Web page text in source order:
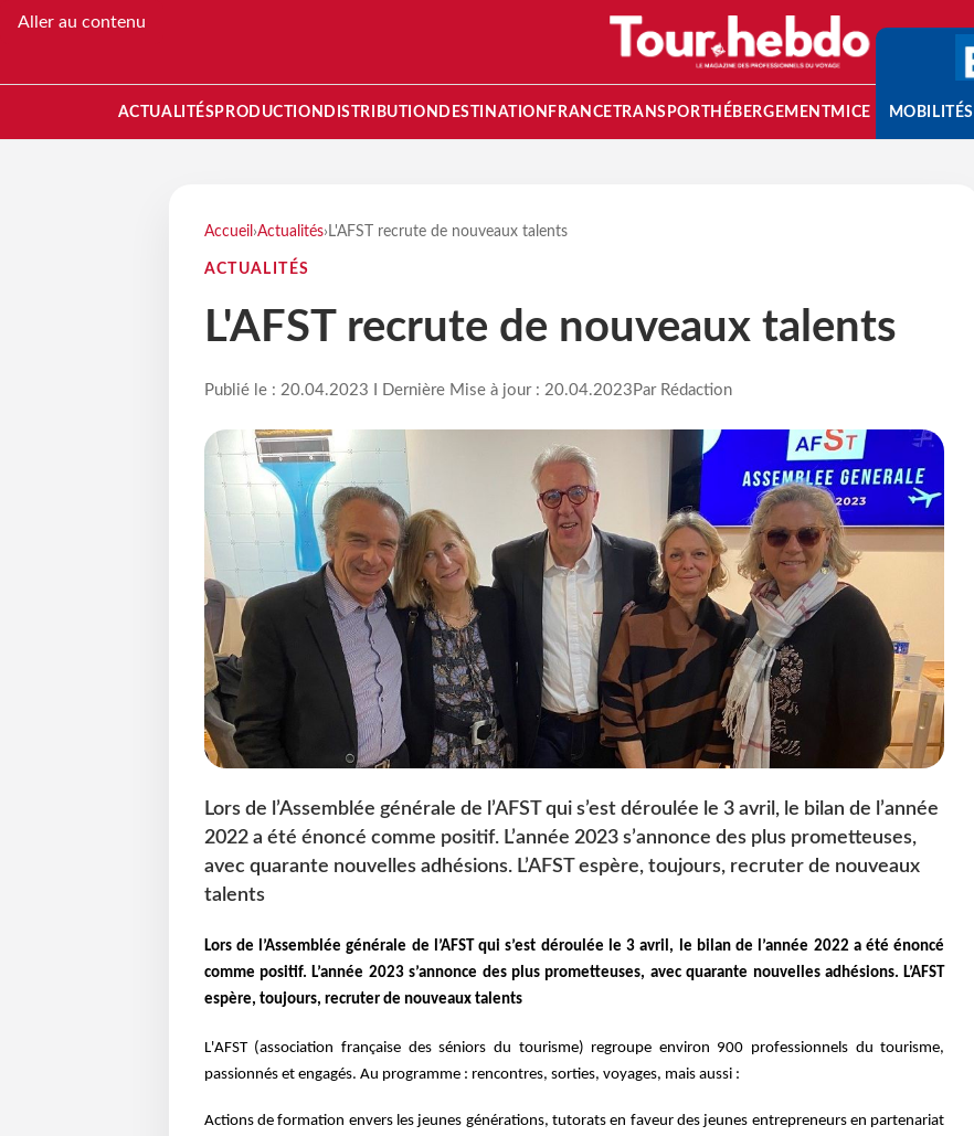
Aller au contenu
ACTUALITÉS PRODUCTION DISTRIBUTION DESTINATION FRANCETRANSPORT HÉBERGEMENTMICE MOBILITÉS
Accueil ›Actualités› L'AFST recrute de nouveaux talents
ACTUALITÉS
L'AFST recrute de nouveaux talents
Publié le : 20.04.2023 I Dernière Mise à jour : 20.04.2023 Par Rédaction
Lors de l’Assemblée générale de l’AFST qui s’est déroulée le 3 avril, le bilan de l’année
2022 a été énoncé comme positif. L’année 2023 s’annonce des plus prometteuses,
avec quarante nouvelles adhésions. L’AFST espère, toujours, recruter de nouveaux
talents
Lors de l’Assemblée générale de l’AFST qui s’est déroulée le 3 avril, le bilan de l’année 2022 a été énoncé
comme positif. L’année 2023 s’annonce des plus prometteuses, avec quarante nouvelles adhésions. L’AFST
espère, toujours, recruter de nouveaux talents
L'AFST (association française des séniors du tourisme) regroupe environ 900 professionnels du tourisme,
passionnés et engagés. Au programme : rencontres, sorties, voyages, mais aussi :
Actions de formation envers les jeunes générations, tutorats en faveur des jeunes entrepreneurs en partenariat